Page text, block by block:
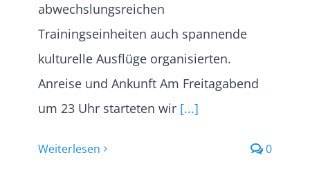
abwechslungsreichen
Trainingseinheiten auch spannende
kulturelle Ausflüge organisierten.
Anreise und Ankunft Am Freitagabend
um 23 Uhr starteten wir[...]
Weiterlesen 0